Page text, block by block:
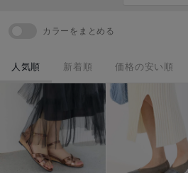
カラーをまとめる
人気順 新着順 価格の安い順